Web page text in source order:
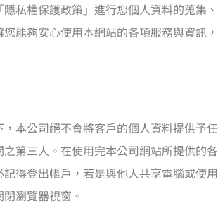
私權保護政策」進行您個人資料的蒐集、
能夠安心使用本網站的各項服務與資訊，
本公司絕不會將客戶的個人資料提供予任
第三人。在使用完本公司網站所提供的各
得登出帳戶，若是與他人共享電腦或使用
瀏覽器視窗。